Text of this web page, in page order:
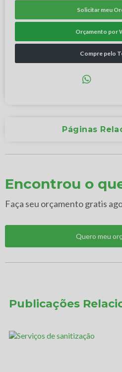
Solicitar meu
Orçamento por
Compre pelo
Páginas
Encontrou o
Faça seu orçamento gratis
Quero meu
Publicações